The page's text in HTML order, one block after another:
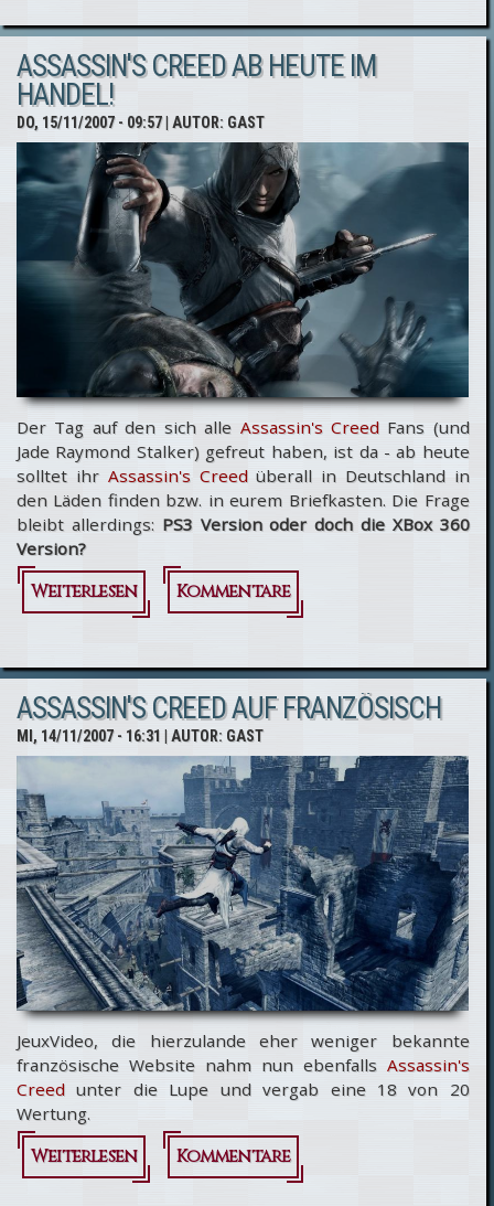
Creed:
Neuer
Trailer
auf
Ubisoft
TV
ASSASSIN'S CREED AB HEUTE IM
HANDEL!
DO, 15/11/2007 - 09:57| AUTOR: GAST
Der Tag auf den sich alle Assassin's Creed Fans (und
Jade Raymond Stalker) gefreut haben, ist da - ab heute
solltet ihr Assassin's Creedüberall in Deutschland in
den Läden finden bzw. in eurem Briefkasten. Die Frage
bleibt allerdings: PS3 Version oder doch die XBox 360
Version?
Weiterlesen
über
Creed ab
heute im
Handel!
Kommentare
ASSASSIN'S CREED AUF FRANZÖSISCH
MI, 14/11/2007 - 16:31 | AUTOR: GAST
JeuxVideo, die hierzulande eher weniger bekannte
französische Website nahm nun ebenfalls Assassin's
Creed unter die Lupe und vergab eine 18 von 20
Wertung.
Weiterlesen
über
Kommentare